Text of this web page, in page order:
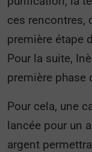
ces rencontres,
première étape
Pour la suite,
première phase
Pour cela, une
lancée pour un
argent